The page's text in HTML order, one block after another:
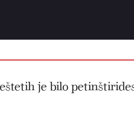
je bilo